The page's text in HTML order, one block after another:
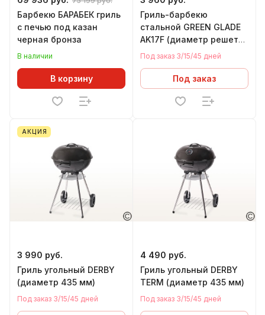
Барбекю БАРАБЕК гриль
c печью под казан
черная бронза
В наличии
В корзину
Гриль-барбекю
стальной GREEN GLADE
AK17F (диаметр решетки
415 мм)
Под заказ 3/15/45 дней
Под заказ
АКЦИЯ
3 990 руб.
Гриль угольный DERBY
(диаметр 435 мм)
Под заказ 3/15/45 дней
4 490 руб.
Гриль угольный DERBY
TERM (диаметр 435 мм)
Под заказ 3/15/45 дней